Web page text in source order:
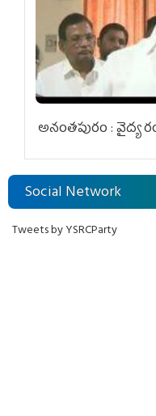
అనంతపురం : వైద్య
Social Network
Tweets by YSRCParty